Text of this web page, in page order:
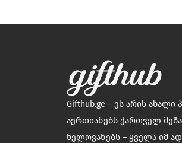
Gifthub.ge – ეს არის
აერთიანებს ქართველ
ხელოვანებს – ყველა იმ